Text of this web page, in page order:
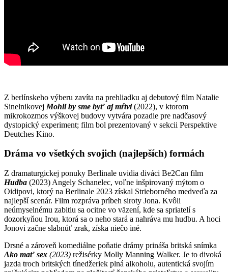
Z berlínskeho výberu zavíta na prehliadku aj debutový film Natalie
Sinelnikovej Mohli by sme byť aj mŕtvi(2022), v ktorom
mikrokozmos výškovej budovy vytvára pozadie pre nadčasový
dystopický experiment; film bol prezentovaný v sekcii Perspektive
Deutches Kino.
Dráma vo všetkých svojich (najlepších) formách
Z dramaturgickej ponuky Berlinale uvidia diváci Be2Can film
Hudba (2023) Angely Schanelec, voľne inšpirovaný mýtom o
Oidipovi, ktorý na Berlinale 2023 získal Strieborného medveďa za
najlepší scenár. Film rozpráva príbeh siroty Jona. Kvôli
neúmyselnému zabitiu sa ocitne vo väzení, kde sa spriatelí s
dozorkyňou Irou, ktorá sa o neho stará a nahráva mu hudbu. A hoci
Jonovi začne slabnúť zrak, získa niečo iné.
Drsné a zároveň komediálne poňatie drámy prináša britská snímka
Ako mať sex (2023) režisérky Molly Manning Walker. Je to divoká
jazda troch britských tínedžeriek plná alkoholu, autentická svojím